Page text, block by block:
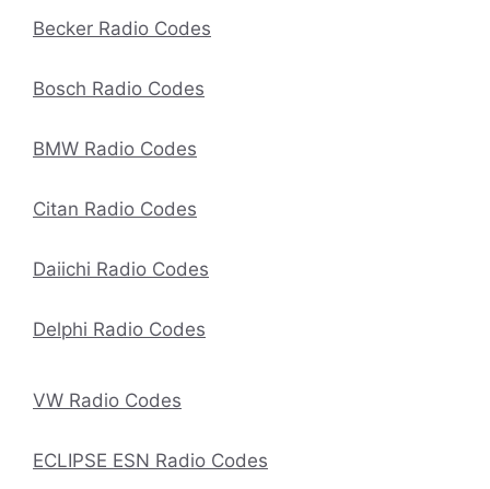
Becker Radio Codes
Bosch Radio Codes
BMW Radio Codes
Citan Radio Codes
Daiichi Radio Codes
Delphi Radio Codes
VW Radio Codes
ECLIPSE ESN Radio Codes